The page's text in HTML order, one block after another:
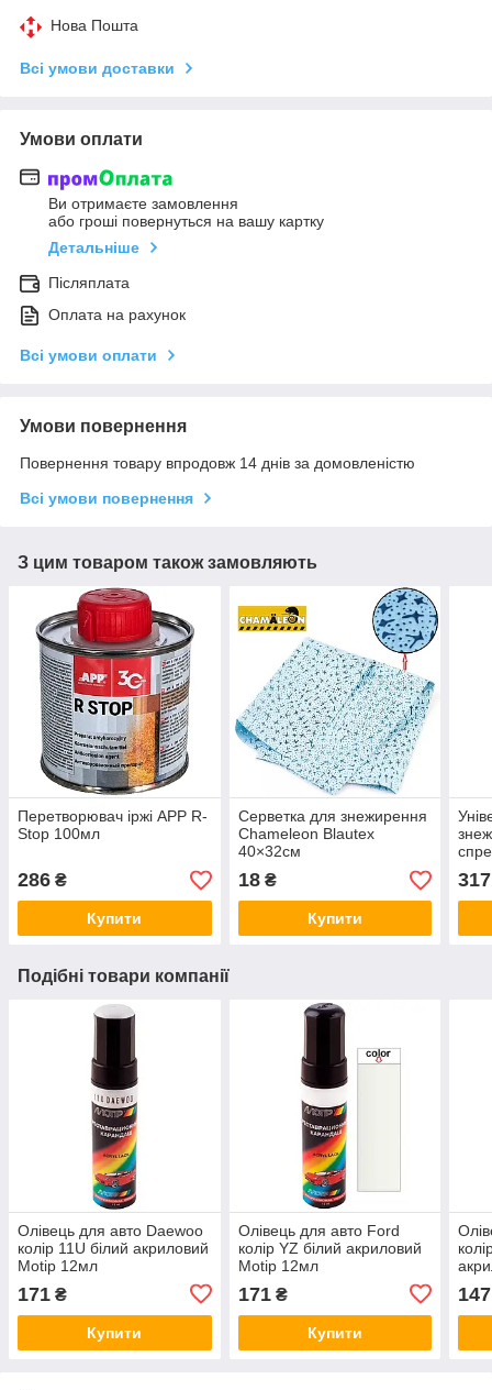
Нова Пошта
Всі умови доставки
Умови оплати
Ви отримаєте замовлення
або гроші повернуться на вашу картку
Детальніше
Післяплата
Оплата на рахунок
Всі умови оплати
Умови повернення
Повернення товару впродовж 14 днів за домовленістю
Всі умови повернення
З цим товаром також замовляють
Перетворювач іржі APP R-
Stop 100мл
286 ₴
Купити
Серветка для знежирення
Chameleon Blautex
40×32см
18₴
Купити
317
Подібні товари компанії
Олівець для авто Daewoo
колір 11U білий акриловий
Motip 12мл
171 ₴
Купити
Олівець для авто Ford
колір YZ білий акриловий
Motip 12мл
171₴
Купити
147